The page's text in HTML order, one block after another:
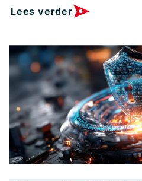
Lees verder